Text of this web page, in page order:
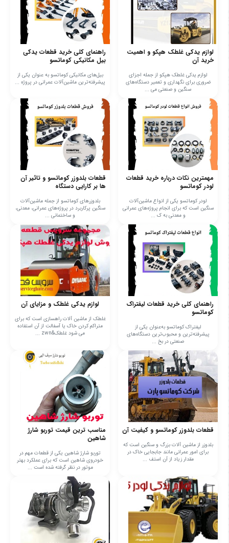
لوازم یدکی غلطک هپکو و اهمیت
خرید آن
لوازم یدکی غلطک هپکو از جمله اجزای
ضروری برای نگهداری و تعمیر دستگاه‌های
سنگین و صنعتی می‌ ...
راهنمای کلی خرید قطعات یدکی
بیل مکانیکی کوماتسو
بیل‌های مکانیکی کوماتسو به عنوان یکی از
پیشرفته‌ترین ماشین‌آلات عمرانی در پروژه‌ ...
مهمترین نکات درباره خرید قطعات
لودر کوماتسو
لودر کوماتسو یکی از انواع ماشین‌آلات
سنگین است که برای انجام پروژه‌های عمرانی
و معدنی به ک ...
قطعات بلدوزر کوماتسو و تاثیر آن
ها بر کارایی دستگاه
بلدوزرهای کوماتسو از جمله ماشین‌آلات
سنگین پرکاربرد در پروژه‌های عمرانی، معدنی،
و ساختمانی ...
راهنمای کلی خرید قطعات لیفتراک
کوماتسو
لیفتراک کوماتسو به‌عنوان یکی از
پیشرفته‌ترین و محبوب‌ترین دستگاه‌های
صنعتی در بخ ...
لوازم یدکی غلطک و مزایای آن
غلطک از ماشین آلات راهسازی است که برای
متراکم کردن خاک یا آسفالت از آن استفاده
می‌ شود غلطک&zwn ...
قطعات بلدوزر کوماتسو و کیفیت آن
بلدوزر از ماشین آلات بزرگ و سنگین است که
برای امور عمرانی مانند جابجایی خاک در
مقدار زیاد از آن استف ...
مناسب ترین قیمت توربو شارژ
شاهین
توربو شارژ شاهین یکی از قطعات مهم در
خودروی شاهین است که برای عملکرد بهتر
موتور در نظر گرفته شده است ...